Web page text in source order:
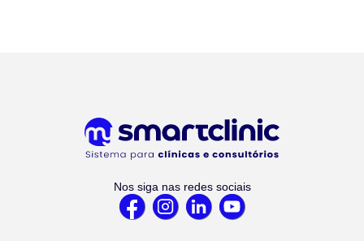
Nos siga nas redes sociais